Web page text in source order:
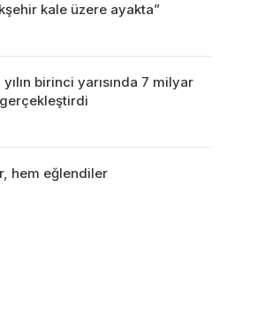
kale üzere ayakta”
birinci yarısında 7 milyar
gerçekleştirdi
hem eğlendiler